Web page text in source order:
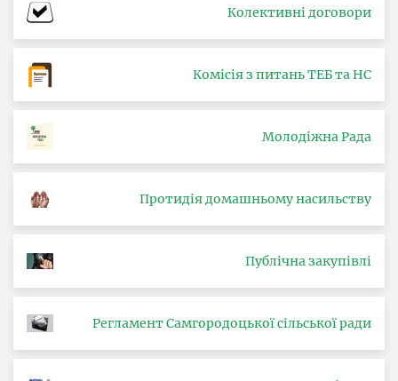
Колективні договори
Комісія з питань ТЕБ та НС
Молодіжна Рада
Протидія домашньому насильству
Публічна закупівлі
Регламент Самгородоцької сільської ради